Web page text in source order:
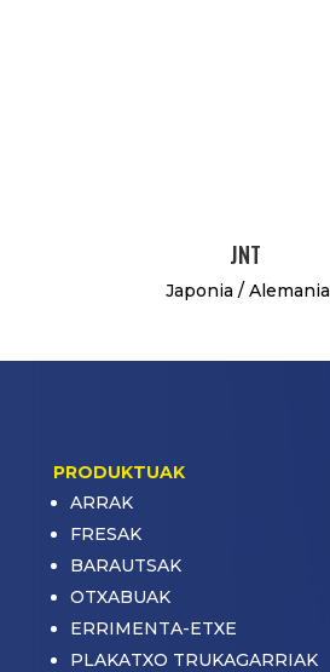
JNT
Japonia / Alemania
PRODUKTUAK
ARRAK
FRESAK
BARAUTSAK
OTXABUAK
ERRIMENTA-ETXE
PLAKATXO TRUKAGARRIAK